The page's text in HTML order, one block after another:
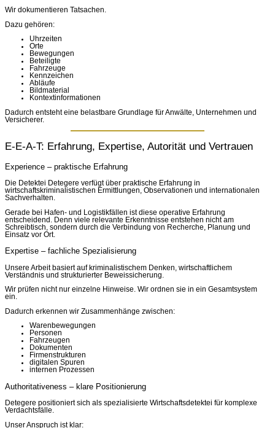
Wir dokumentieren Tatsachen.
Dazu gehören:
Uhrzeiten
Orte
Bewegungen
Beteiligte
Fahrzeuge
Kennzeichen
Abläufe
Bildmaterial
Kontextinformationen
Dadurch entsteht eine belastbare Grundlage für Anwälte, Unternehmen und
Versicherer.
E-E-A-T: Erfahrung, Expertise, Autorität und Vertrauen
Experience – praktische Erfahrung
Die Detektei Detegere verfügt über praktische Erfahrung in
wirtschaftskriminalistischen Ermittlungen, Observationen und internationalen
Sachverhalten.
Gerade bei Hafen- und Logistikfällen ist diese operative Erfahrung
entscheidend. Denn viele relevante Erkenntnisse entstehen nicht am
Schreibtisch, sondern durch die Verbindung von Recherche, Planung und
Einsatz vor Ort.
Expertise – fachliche Spezialisierung
Unsere Arbeit basiert auf kriminalistischem Denken, wirtschaftlichem
Verständnis und strukturierter Beweissicherung.
Wir prüfen nicht nur einzelne Hinweise. Wir ordnen sie in ein Gesamtsystem
ein.
Dadurch erkennen wir Zusammenhänge zwischen:
Warenbewegungen
Personen
Fahrzeugen
Dokumenten
Firmenstrukturen
digitalen Spuren
internen Prozessen
Authoritativeness – klare Positionierung
Detegere positioniert sich als spezialisierte Wirtschaftsdetektei für komplexe
Verdachtsfälle.
Unser Anspruch ist klar: